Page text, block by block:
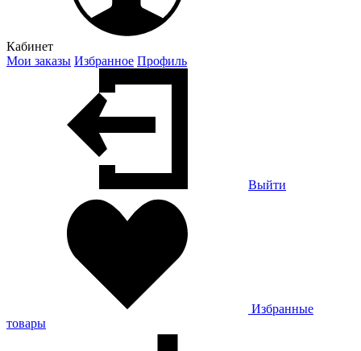
Кабинет
Мои заказы Избранное Профиль
Выйти
Избранные
товары